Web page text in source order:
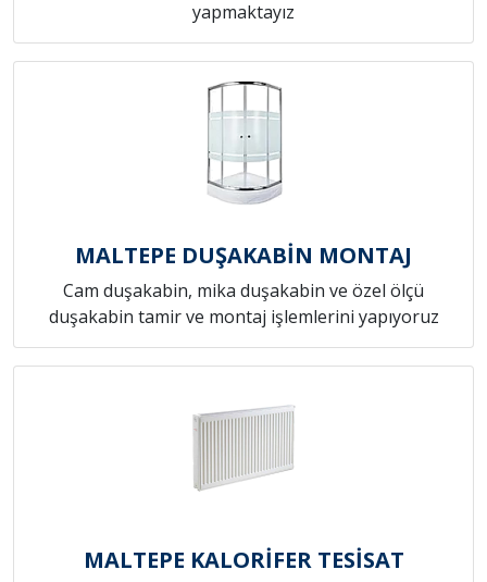
yapmaktayız
MALTEPE DUŞAKABİN MONTAJ
Cam duşakabin, mika duşakabin ve özel ölçü
duşakabin tamir ve montaj işlemlerini yapıyoruz
MALTEPE KALORİFER TESİSAT